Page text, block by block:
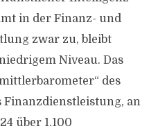
in der Finanz- und
zwar zu, bleibt
Niveau. Das
des
Finanzdienstleistung, an
über 1.100